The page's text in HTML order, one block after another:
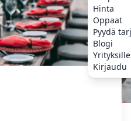
Hinta
Oppaat
Pyydä
Blogi
Yrityksille
Kirjaudu
Tian chen oy